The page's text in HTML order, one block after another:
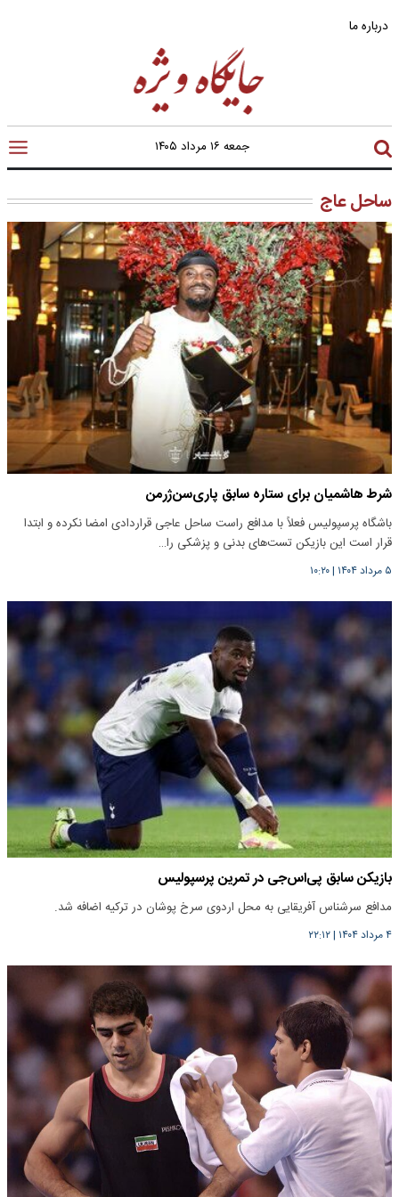
درباره ما
جمعه ۱۶ مرداد ۱۴۰۵
ساحل عاج
شرط هاشمیان برای ستاره سابق پاری‌سن‌ژرمن
باشگاه پرسپولیس فعلاً با مدافع راست ساحل عاجی قراردادی امضا نکرده و ابتدا
قرار است این بازیکن تست‌های بدنی و پزشکی را…
۵ مرداد ۱۴۰۴ |۱۰:۲۰
بازیکن سابق پی‌اس‌جی در تمرین پرسپولیس
مدافع سرشناس آفریقایی به محل اردوی سرخ پوشان در ترکیه اضافه شد.
۴ مرداد ۱۴۰۴ |۲۲:۱۲